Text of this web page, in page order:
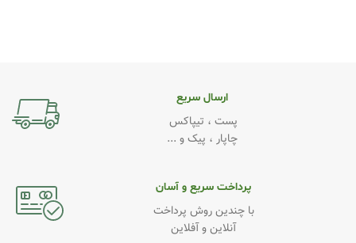
ارسال سریع
پست ، تیپاکس
چاپار ، پیک و ...
پرداخت سریع و آسان
با چندین روش پرداخت
آنلاین و آفلاین